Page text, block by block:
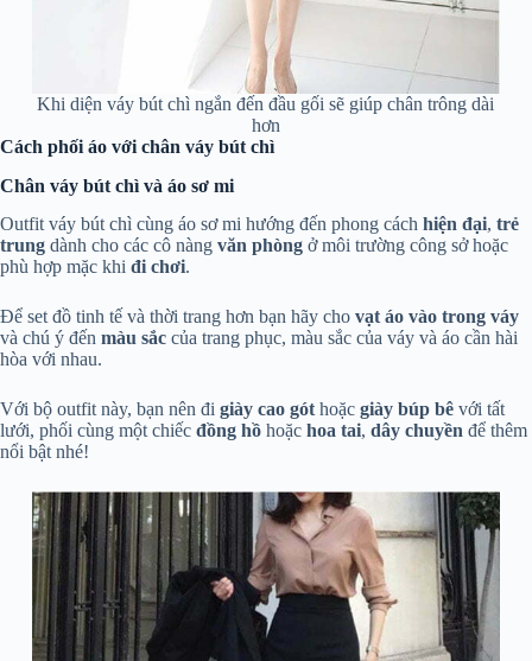
Khi diện váy bút chì ngắn đến đầu gối sẽ giúp chân trông dài
hơn
Cách phối áo với chân váy bút chì
Chân váy bút chì và áo sơ mi
Outfit váy bút chì cùng áo sơ mi hướng đến phong cách hiện đại, trẻ
trung dành cho các cô nàng văn phòng ở môi trường công sở hoặc
phù hợp mặc khi đi chơi.
Để set đồ tinh tế và thời trang hơn bạn hãy cho vạt áo vào trong váy
và chú ý đến màu sắc của trang phục, màu sắc của váy và áo cần hài
hòa với nhau.
Với bộ outfit này, bạn nên đi giày cao góthoặc giày búp bê với tất
lưới, phối cùng một chiếc đồng hồ hoặc hoa tai, dây chuyền để thêm
nổi bật nhé!